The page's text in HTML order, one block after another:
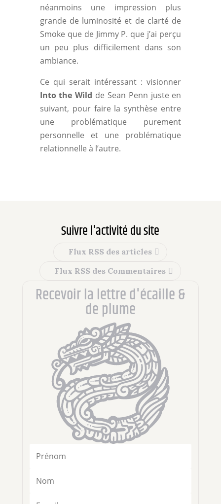
néanmoins une impression plus
grande de luminosité et de clarté de
Smoke que de Jimmy P. que j’ai perçu
un peu plus difficilement dans son
ambiance.
Ce qui serait intéressant : visionner
Into the Wild de Sean Penn juste en
suivant, pour faire la synthèse entre
une problématique purement
personnelle et une problématique
relationnelle à l’autre.
Suivre l'activité du site
Flux RSS des articles
Flux RSS des Commentaires
Recevoir la lettre d'écaille &
de plume